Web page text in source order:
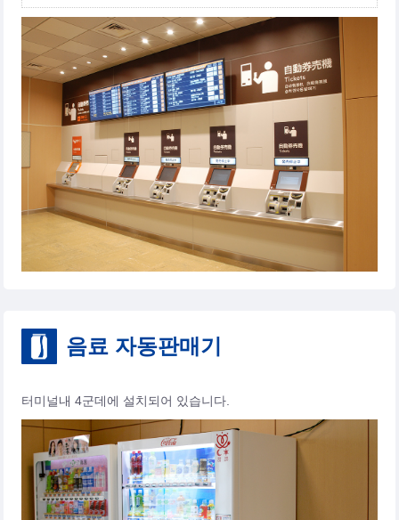
음료 자동판매기
터미널내 4군데에 설치되어 있습니다.